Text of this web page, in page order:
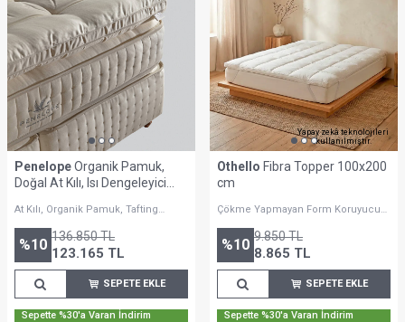
PenelopeOrganik Pamuk,
Doğal At Kılı, Isı Dengeleyici
Victorian
At Kılı, Organik Pamuk, Tafting
%10 136.850TL
123.165 TL
SEPETE EKLE
Sepette %30'a Varan İndirim
Yapay zekâ teknolojileri
kullanılmıştır.
Othello Fibra Topper 100x200
cm
Çökme Yapmayan Form Koruyucu
%10 9.850TL
8.865 TL
SEPETE EKLE
Sepette %30'a Varan İndirim